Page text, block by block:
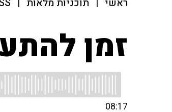
ראשי | תוכניות מלאות |
זמן
08:17